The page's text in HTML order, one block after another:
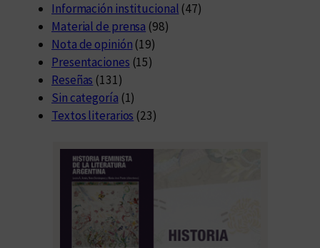
Información institucional (47)
Material de prensa (98)
Nota de opinión (19)
Presentaciones (15)
Reseñas (131)
Sin categoría (1)
Textos literarios (23)